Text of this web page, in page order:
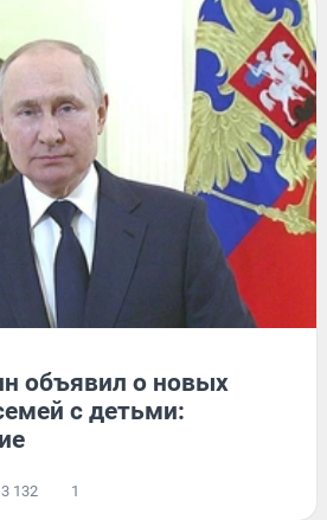
объявил о новых
с детьми:
132 1